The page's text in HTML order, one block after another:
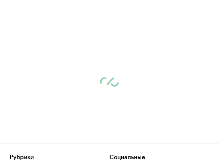
Рубрики
Социальные